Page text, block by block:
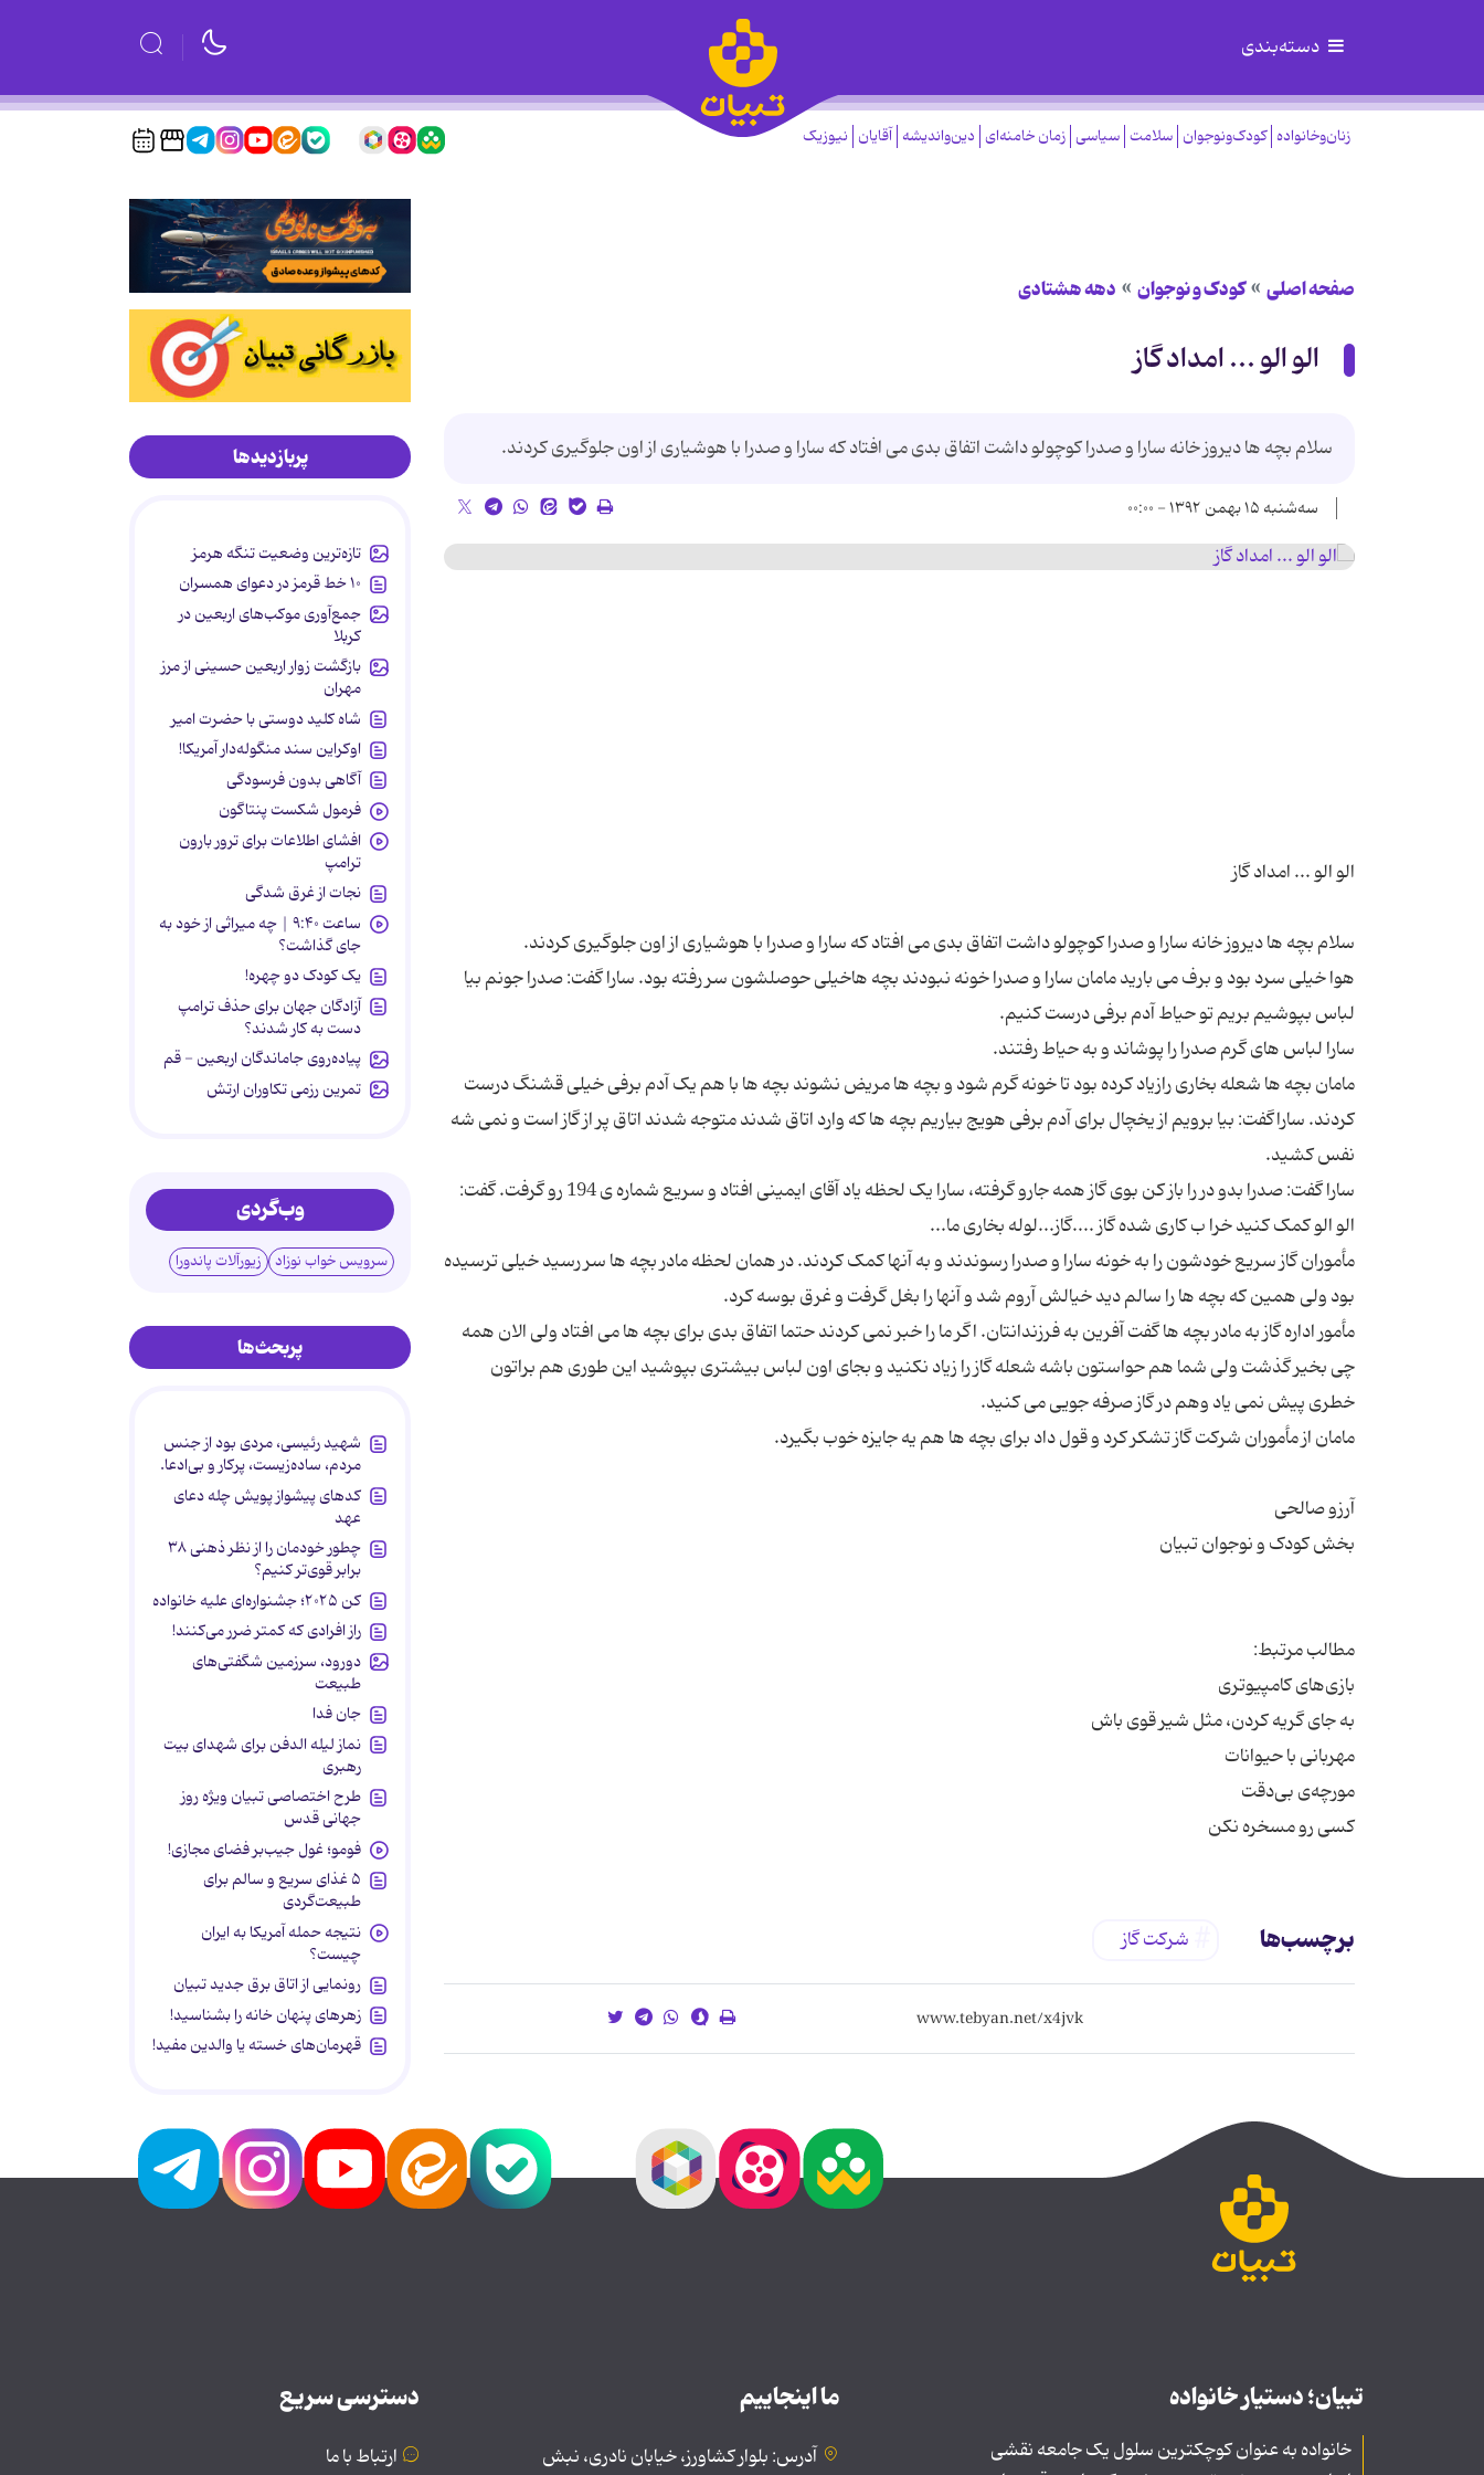
دسته‌بندی
زنان‌وخانواده کودک‌ونوجوان سلامت سیاسی زمان خامنه‌ای دین‌واندیشه آقایان نیوزیک
صفحه اصلی کودک و نوجوان دهه هشتادی
الو الو ... امداد گاز
سلام بچه ها دیروز خانه سارا و صدرا کوچولو داشت اتفاق بدی می افتاد که سارا و صدرا با هوشیاری از اون جلوگیری کردند.
سه‌شنبه ۱۵ بهمن ۱۳۹۲ - ۰۰:۰۰
هوا خیلی سرد بود و برف می بارید مامان سارا و صدرا خونه نبودند بچه هاخیلی حوصلشون سر رفته بود. سارا گفت: صدرا جونم بیا
مامان بچه ها شعله بخاری رازیاد کرده بود تا خونه گرم شود و بچه ها مریض نشوند بچه ها با هم یک آدم برفی خیلی قشنگ درست
کردند. ساراگفت: بیا برویم از یخچال برای آدم برفی هویج بیاریم بچه ها که وارد اتاق شدند متوجه شدند اتاق پر از گاز است و نمی شه
سارا گفت: صدرا بدو در را باز کن بوی گاز همه جارو گرفته، سارا یک لحظه یاد آقای ایمینی افتاد و سریع شماره ی 194 رو گرفت. گفت:
مأموران گاز سریع خودشون را به خونه سارا و صدرا رسوندند و به آنها کمک کردند. در همان لحظه مادر بچه ها سر رسید خیلی ترسیده
مأمور اداره گاز به مادر بچه ها گفت آفرین به فرزندانتان. اگر ما را خبر نمی کردند حتما اتفاق بدی برای بچه ها می افتاد ولی الان همه
چی بخیر گذشت ولی شما هم حواستون باشه شعله گاز را زیاد نکنید و بجای اون لباس بیشتری بپوشید این طوری هم براتون
کسی رو مسخره نکن
برچسب‌ها شرکت گاز
پربازدیدها
تازه‌ترین وضعیت تنگه هرمز
۱۰ خط قرمز در دعوای همسران
جمع‌آوری موکب‌های اربعین در
کربلا
بازگشت زوار اربعین حسینی از مرز
مهران
شاه کلید دوستی با حضرت امیر
اوکراین سند منگوله‌دار آمریکا!
آگاهی بدون فرسودگی
فرمول شکست پنتاگون
افشای اطلاعات برای ترور بارون
ترامپ
نجات از غرق شدگی
ساعت ۹:۴۰ | چه میراثی از خود به
جای گذاشت؟
یک کودک دو چهره!
آزادگان جهان برای حذف ترامپ
دست به کار شدند؟
پیاده‌روی جاماندگان اربعین - قم
تمرین رزمی تکاوران ارتش
وب‌گردی
سرویس خواب نوزاد زیورآلات پاندورا
پربحث‌ها
شهید رئیسی، مردی بود از جنس
مردم، ساده‌زیست، پرکار و بی‌ادعا.
کدهای پیشواز پویش چله دعای
عهد
چطور خودمان را از نظر ذهنی ۳۸
برابر قوی‌تر کنیم؟
کن ۲۰۲۵؛ جشنواره‌ای علیه خانواده
راز افرادی که کمتر ضرر می‌کنند!
دورود، سرزمین شگفتی‌های
طبیعت
جان فدا
نماز لیله الدفن برای شهدای بیت
رهبری
طرح اختصاصی تبیان ویژه روز
جهانی قدس
فومو؛ غول جیب‌بر فضای مجازی!
۵ غذای سریع و سالم برای
طبیعت‌گردی
نتیجه حمله آمریکا به ایران
چیست؟
رونمایی از اتاق برق جدید تبیان
زهرهای پنهان خانه را بشناسید!
قهرمان‌های خسته یا والدین مفید!
تبیان؛ دستیار خانواده
خانواده به عنوان کوچکترین سلول یک جامعه نقشی
ما اینجاییم
آدرس: بلوار کشاورز، خیابان نادری، نبش
دسترسی سریع
ارتباط با ما